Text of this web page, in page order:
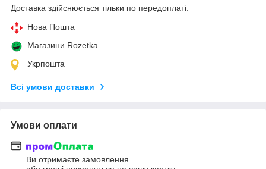
Доставка здійснюється тільки по передоплаті.
Нова Пошта
Магазини Rozetka
Укрпошта
Всі умови доставки
Умови оплати
Ви отримаєте замовлення